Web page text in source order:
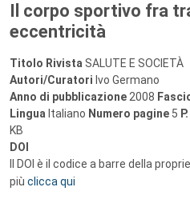
Il corpo sportivo fra
eccentricità
Titolo Rivista SALUTE E SOCIETÀ
Autori/Curatori Ivo Germano
Anno di pubblicazione 2008
Lingua Italiano Numero pagine 5 P.
KB
DOI
Il DOI è il codice a barre della
più clicca qui